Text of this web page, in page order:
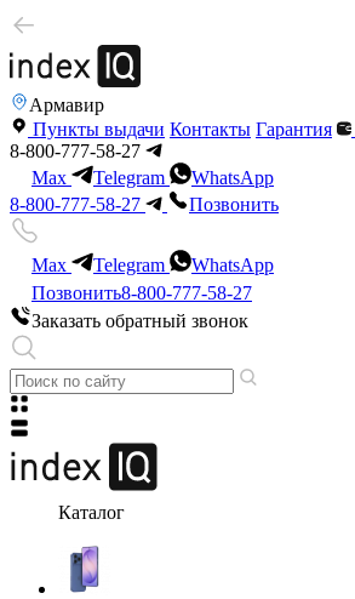
Армавир
Пункты выдачи Контакты Гарантия
8-800-777-58-27
Max
Telegram
WhatsApp
8-800-777-58-27
Позвонить
Max Telegram
WhatsApp
Позвонить8-800-777-58-27
Заказать обратный звонок
Каталог